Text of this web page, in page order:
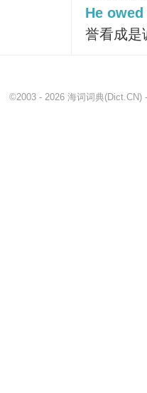
He
誉看成是
©2003 - 2026 海词词典(Dict.CN)